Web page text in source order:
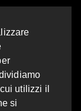
utilizzi il
si